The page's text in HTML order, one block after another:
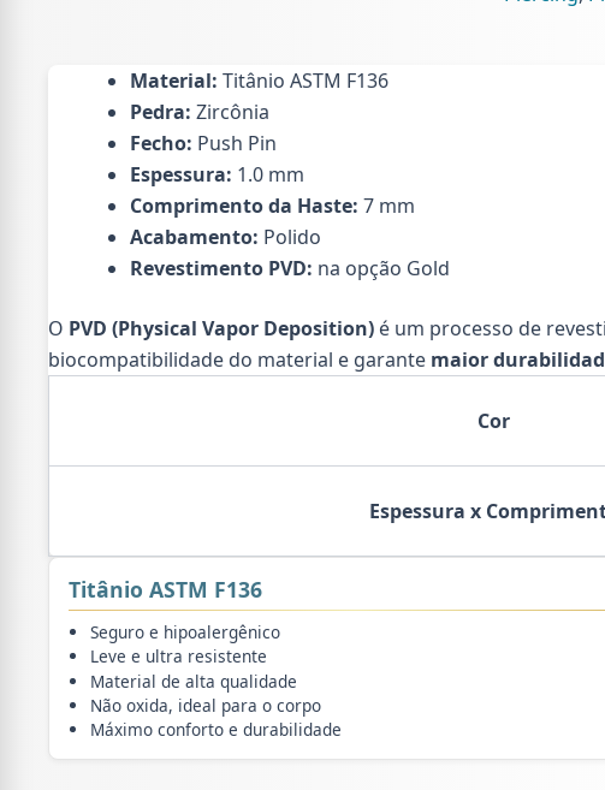
BELLI
Material: Titânio ASTM F136
Pedra: Zircônia
Fecho: Push Pin
Espessura: 1.0 mm
Comprimento da Haste: 7 mm
Acabamento: Polido
Revestimento PVD: na opção Gold
O PVD (Physical Vapor Deposition) é um processo de
biocompatibilidade do material e garante maior
Cor
Espessura x
Titânio ASTM F136
Seguro e hipoalergênico
Leve e ultra resistente
Material de alta qualidade
Não oxida, ideal para o corpo
Máximo conforto e durabilidade